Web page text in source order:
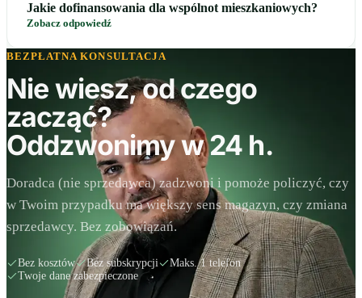
Jakie dofinansowania dla wspólnot mieszkaniowych?
Zobacz odpowiedź
BEZPŁATNA KONSULTACJA
Nie wiesz, od czego
zacząć?
Oddzwonimy w 24 h.
Doradca (nie sprzedawca) zadzwoni i pomoże policzyć, czy
w Twoim przypadku ma większy sens magazyn, czy zmiana
sprzedawcy. Bez zobowiązań.
Bez kosztów Bez subskrypcji
Maks. 1 telefon
Twoje dane zabezpieczone